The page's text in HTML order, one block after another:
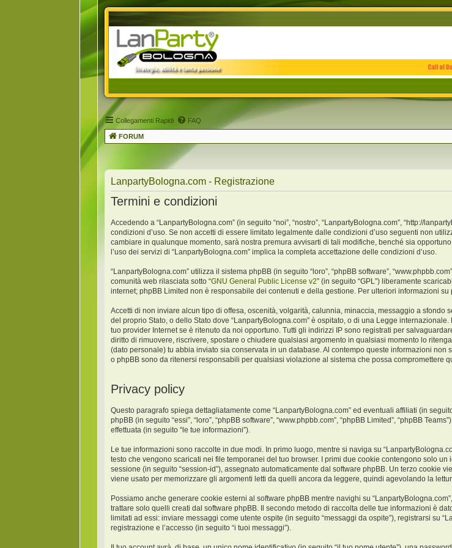
Collegamenti Rapidi FAQ
FORUM
LanpartyBologna.com - Registrazione
Termini e condizioni
Accedendo a “LanpartyBologna.com” (in seguito “noi”, “nostro”, “LanpartyBologna.com”, “http://
condizioni d’uso. Se non accetti di essere limitato legalmente dalle condizioni d’uso seguenti non
cambiare in qualunque momento, sarà nostra premura avvisarti di tali modifiche, benché sia
l’uso dei servizi di “LanpartyBologna.com” implica la completa accettazione delle condizioni d’uso.
“LanpartyBologna.com” utilizza il sistema phpBB (in seguito “loro”, “phpBB software”,
comunità web rilasciata sotto “GNU General Public License v2” (in seguito “GPL”) liberamente
internet; phpBB Limited non è responsabile dei contenuti e della gestione. Per ulteriori informazioni su
Accetti di non inviare alcun tipo di offesa, oscenità, volgarità, calunnia, minaccia, messaggio a
del proprio Stato, o dello Stato dove “LanpartyBologna.com” è ospitato, o di una Legge
tuo provider Internet se è ritenuto da noi opportuno. Tutti gli indirizzi IP sono registrati per
diritto di rimuovere, riscrivere, spostare o chiudere qualsiasi argomento in qualsiasi momento lo
(dato personale) tu abbia inviato sia conservata in un database. Al contempo queste informazioni
o phpBB sono da ritenersi responsabili per qualsiasi violazione al sistema che possa compromettere
Privacy policy
Questo paragrafo spiega dettagliatamente come “LanpartyBologna.com” ed eventuali affiliati (in
phpBB (in seguito “essi”, “loro”, “phpBB software”, “www.phpbb.com”, “phpBB Limited”, “phpBB
effettuata (in seguito “le tue informazioni”).
Le tue informazioni sono raccolte in due modi. In primo luogo, mentre si naviga su
testo che vengono scaricati nei file temporanei del tuo browser. I primi due cookie contengono solo
sessione (in seguito “session-id”), assegnato automaticamente dal software phpBB. Un terzo cookie
viene usato per memorizzare gli argomenti letti da quelli ancora da leggere, quindi agevolando la
Possiamo anche generare cookie esterni al software phpBB mentre navighi su
trattare solo quelli creati dal software phpBB. Il secondo metodo di raccolta delle tue informazioni è
limitati ad essi: inviare messaggi come utente ospite (in seguito “messaggi da ospite”), registrarsi su
registrazione e l’accesso (in seguito “i tuoi messaggi”).